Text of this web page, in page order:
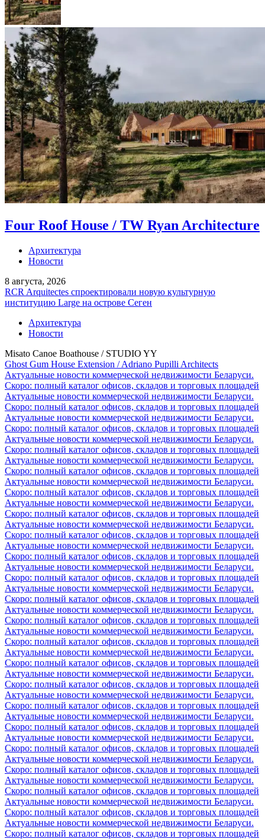
Four Roof House / TW Ryan Architecture
Архитектура
Новости
8 августа, 2026
RCR Arquitectes спроектировали новую культурную
институцию Large на острове Сеген
Архитектура
Новости
Misato Canoe Boathouse / STUDIO YY
Ghost Gum House Extension / Adriano Pupilli Architects
Актуальные новости коммерческой недвижимости Беларуси.
Скоро: полный каталог офисов, складов и торговых площадей
Актуальные новости коммерческой недвижимости Беларуси.
Скоро: полный каталог офисов, складов и торговых площадей
Актуальные новости коммерческой недвижимости Беларуси.
Скоро: полный каталог офисов, складов и торговых площадей
Актуальные новости коммерческой недвижимости Беларуси.
Скоро: полный каталог офисов, складов и торговых площадей
Актуальные новости коммерческой недвижимости Беларуси.
Скоро: полный каталог офисов, складов и торговых площадей
Актуальные новости коммерческой недвижимости Беларуси.
Скоро: полный каталог офисов, складов и торговых площадей
Актуальные новости коммерческой недвижимости Беларуси.
Скоро: полный каталог офисов, складов и торговых площадей
Актуальные новости коммерческой недвижимости Беларуси.
Скоро: полный каталог офисов, складов и торговых площадей
Актуальные новости коммерческой недвижимости Беларуси.
Скоро: полный каталог офисов, складов и торговых площадей
Актуальные новости коммерческой недвижимости Беларуси.
Скоро: полный каталог офисов, складов и торговых площадей
Актуальные новости коммерческой недвижимости Беларуси.
Скоро: полный каталог офисов, складов и торговых площадей
Актуальные новости коммерческой недвижимости Беларуси.
Скоро: полный каталог офисов, складов и торговых площадей
Актуальные новости коммерческой недвижимости Беларуси.
Скоро: полный каталог офисов, складов и торговых площадей
Актуальные новости коммерческой недвижимости Беларуси.
Скоро: полный каталог офисов, складов и торговых площадей
Актуальные новости коммерческой недвижимости Беларуси.
Скоро: полный каталог офисов, складов и торговых площадей
Актуальные новости коммерческой недвижимости Беларуси.
Скоро: полный каталог офисов, складов и торговых площадей
Актуальные новости коммерческой недвижимости Беларуси.
Скоро: полный каталог офисов, складов и торговых площадей
Актуальные новости коммерческой недвижимости Беларуси.
Скоро: полный каталог офисов, складов и торговых площадей
Актуальные новости коммерческой недвижимости Беларуси.
Скоро: полный каталог офисов, складов и торговых площадей
Актуальные новости коммерческой недвижимости Беларуси.
Скоро: полный каталог офисов, складов и торговых площадей
Актуальные новости коммерческой недвижимости Беларуси.
Скоро: полный каталог офисов, складов и торговых площадей
Актуальные новости коммерческой недвижимости Беларуси.
Скоро: полный каталог офисов, складов и торговых площадей